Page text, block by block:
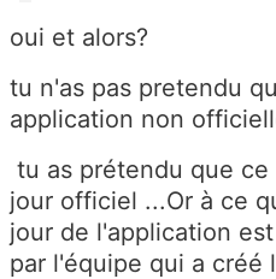
oui et alors?
tu n'as pas pretendu
application non
tu as prétendu que
jour officiel ...Or à ce
jour de l'application
par l'équipe qui a créé